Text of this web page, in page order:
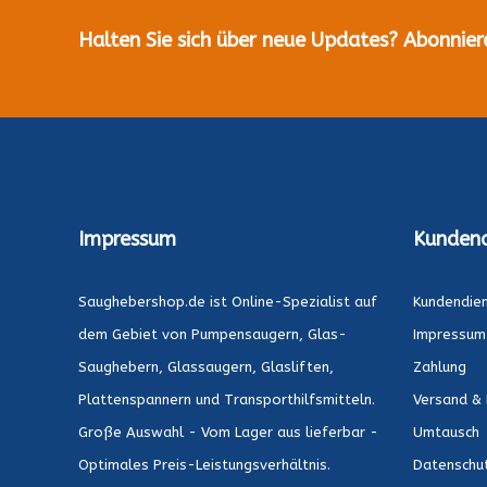
Halten Sie sich über neue Updates?
Impressum
Saughebershop.de ist Online-Spezialist auf
dem Gebiet von Pumpensaugern, Glas-
Saughebern, Glassaugern, Glasliften,
Plattenspannern und Transporthilfsmitteln.
Große Auswahl - Vom Lager aus lieferbar -
Optimales Preis-Leistungsverhältnis.
Impressum
Zahlung
Versand &
Umtausch